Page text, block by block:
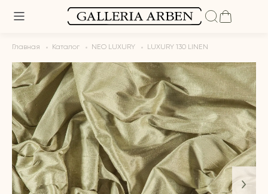
Главная Каталог NEO LUXURY LUXURY 130 LINEN